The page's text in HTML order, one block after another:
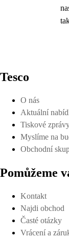
Tesco
O nás
Aktuální
Tiskové
Myslíme na
Obchodní
Pomůžeme
Kontakt
Najdi obchod
Časté otázky
Vrácení a